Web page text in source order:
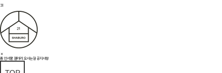
홈 인사말 갤러리 오시는길 공지사항